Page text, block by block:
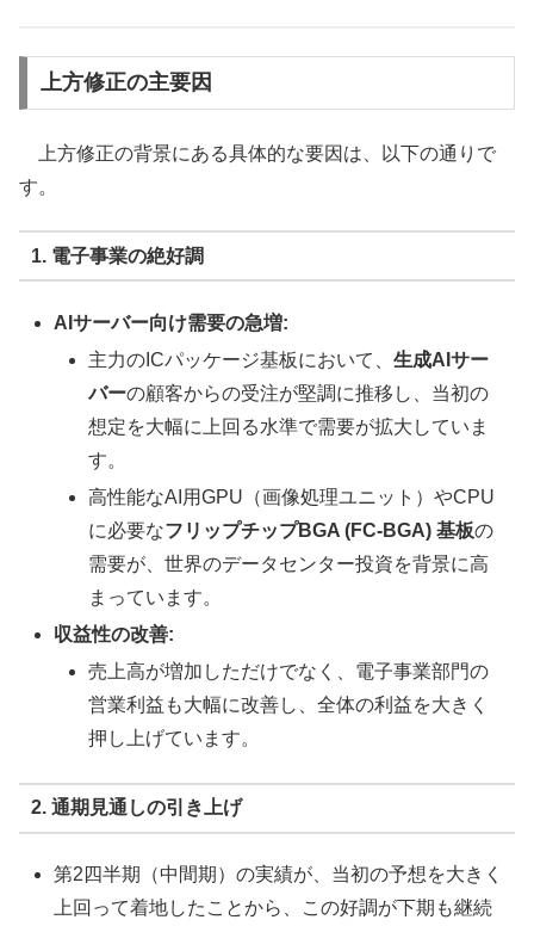
上方修正の主要因
上方修正の背景にある具体的な要因は、以下の通りで
す。
1. 電子事業の絶好調
AIサーバー向け需要の急増:
主力のICパッケージ基板において、生成AIサー
バーの顧客からの受注が堅調に推移し、当初の
想定を大幅に上回る水準で需要が拡大していま
す。
高性能なAI用GPU（画像処理ユニット）やCPU
に必要なフリップチップBGA (FC-BGA) 基板の
需要が、世界のデータセンター投資を背景に高
まっています。
収益性の改善:
売上高が増加しただけでなく、電子事業部門の
営業利益も大幅に改善し、全体の利益を大きく
押し上げています。
2. 通期見通しの引き上げ
第2四半期（中間期）の実績が、当初の予想を大きく
上回って着地したことから、この好調が下期も継続